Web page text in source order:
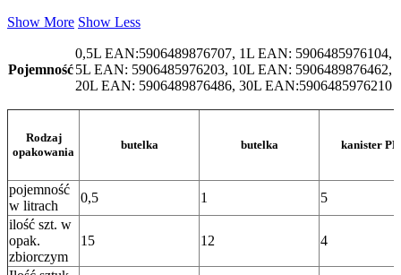
Show More Show Less
Pojemność
0,5L EAN:5906489876707, 1L EAN: 5906485976104,
5L EAN: 5906485976203, 10L EAN: 5906489876462,
20L EAN: 5906489876486, 30L EAN:5906485976210
Rodzaj
opakowania
butelka butelka kanister
pojemność
w litrach
0,5 1
5
ilość szt. w
opak.
zbiorczym
15 12 4